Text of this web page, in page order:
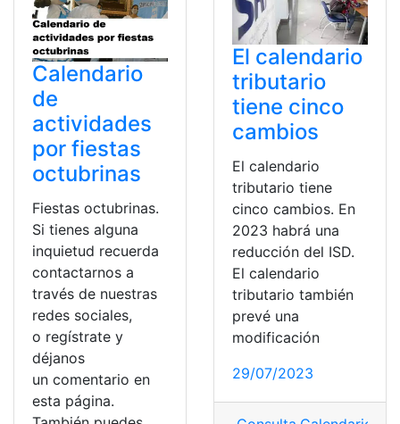
Calendario
de
actividades
por fiestas
octubrinas
Fiestas octubrinas.
Si tienes alguna
inquietud recuerda
contactarnos a
través de nuestras
redes sociales,
o regístrate y
déjanos
un comentario en
esta página.
El calendario
tributario
tiene cinco
cambios
El calendario
tributario tiene
cinco cambios. En
2023 habrá una
reducción del ISD.
El calendario
tributario también
prevé una
modificación
29/07/2023